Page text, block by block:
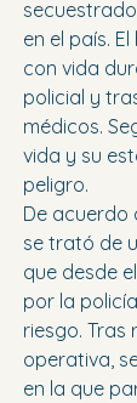
en el país.
con vida
policial y
médicos.
vida y su
peligro.
De acuerdo
se trató de
que desde
por la
riesgo. Tras
operativa,
en la que